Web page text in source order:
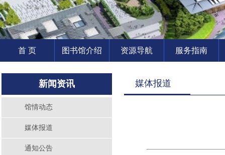
首 页 图书馆介绍 资源导航 服务指南
新闻资讯
馆情动态
媒体报道
通知公告
媒体报道